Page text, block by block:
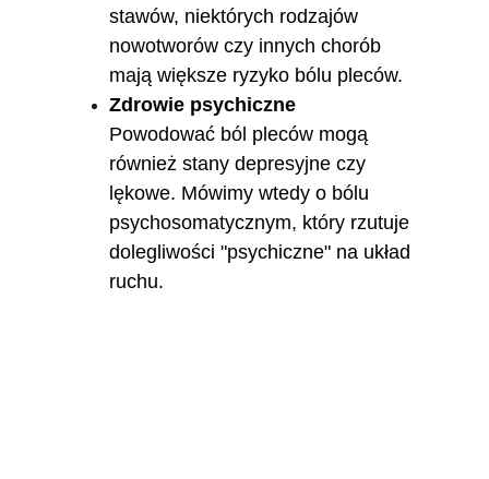
stawów, niektórych rodzajów
nowotworów czy innych chorób
mają większe ryzyko bólu pleców.
Zdrowie psychiczne
Powodować ból pleców mogą
również stany depresyjne czy
lękowe. Mówimy wtedy o bólu
psychosomatycznym, który rzutuje
dolegliwości "psychiczne" na układ
ruchu.